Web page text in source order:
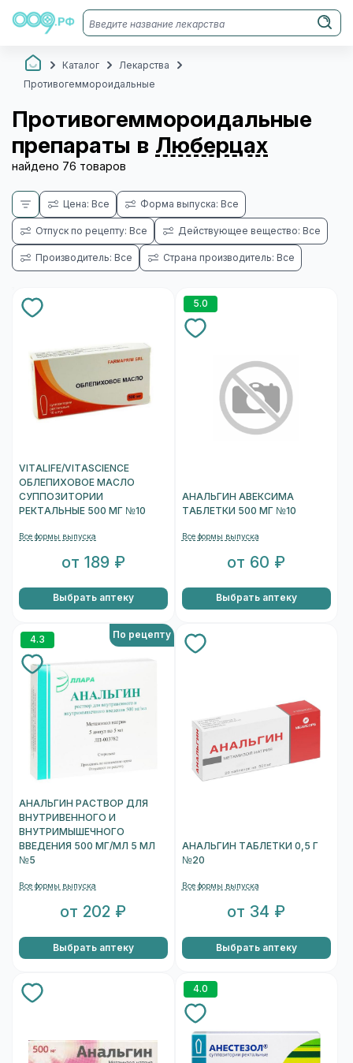
Каталог
Лекарства
Противогеммороидальные
Противогеммороидальные
препараты в Люберцах
найдено 76 товаров
Цена: Все Форма выпуска: Все
Отпуск по рецепту: Все Действующее вещество: Все
Производитель: Все Страна производитель: Все
VITALIFE/VITASCIENCE
ОБЛЕПИХОВОЕ МАСЛО
СУППОЗИТОРИИ
РЕКТАЛЬНЫЕ 500 МГ №10
Все формы выпуска
от 189 ₽
Выбрать аптеку
5.0
АНАЛЬГИН АВЕКСИМА
ТАБЛЕТКИ 500 МГ №10
Все формы выпуска
от 60 ₽
Выбрать аптеку
4.3 По рецепту
АНАЛЬГИН РАСТВОР ДЛЯ
ВНУТРИВЕННОГО И
ВНУТРИМЫШЕЧНОГО
ВВЕДЕНИЯ 500 МГ/МЛ 5 МЛ
№5
Все формы выпуска
от 202 ₽
Выбрать аптеку
АНАЛЬГИН ТАБЛЕТКИ 0,5 Г
№20
Все формы выпуска
от 34 ₽
Выбрать аптеку
4.0